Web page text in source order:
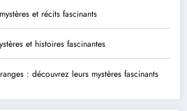
et récits fascinants
et histoires fascinantes
: découvrez leurs mystères fascinants